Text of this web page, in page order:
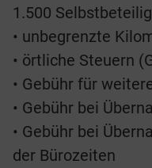
1.500
• unbegrenzte
• örtliche Steuern
• Gebühr für
• Gebühr bei
• Gebühr bei
der Bürozeiten